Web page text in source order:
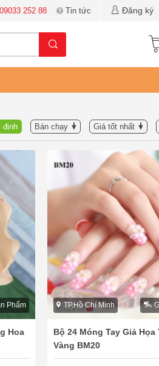
09033 252 88 Tin tức Đăng ký
định Bán chạy Giá tốt nhất
Phẩm
Hoa
TP.Hồ Chí Minh
Bộ 24 Móng Tay Giả Họa
Vàng BM20